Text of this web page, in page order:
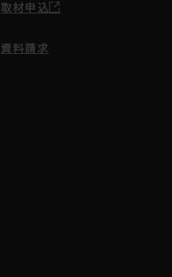
取材申込
資料請求